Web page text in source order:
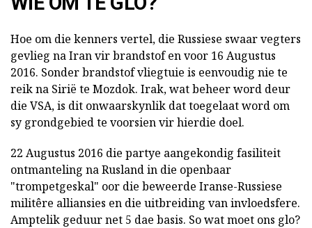
Hoe om die kenners vertel, die Russiese swaar vegters
gevlieg na Iran vir brandstof en voor 16 Augustus
2016. Sonder brandstof vliegtuie is eenvoudig nie te
reik na Sirië te Mozdok. Irak, wat beheer word deur
die VSA, is dit onwaarskynlik dat toegelaat word om
sy grondgebied te voorsien vir hierdie doel.
22 Augustus 2016 die partye aangekondig fasiliteit
ontmanteling na Rusland in die openbaar
"trompetgeskal" oor die beweerde Iranse-Russiese
militêre alliansies en die uitbreiding van invloedsfere.
Amptelik geduur net 5 dae basis. So wat moet ons glo?